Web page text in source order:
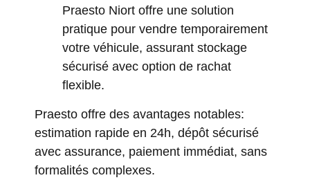
Praesto Niort offre une solution
pratique pour vendre temporairement
votre véhicule, assurant stockage
sécurisé avec option de rachat
flexible.
Praesto offre des avantages notables:
estimation rapide en 24h, dépôt sécurisé
avec assurance, paiement immédiat, sans
formalités complexes.